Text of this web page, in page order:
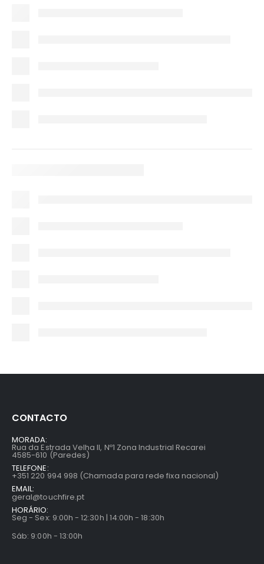
CONTACTO
MORADA:
Rua da Estrada Velha II, Nº1 Zona Industrial Recarei
4585-610 (Paredes)
TELEFONE:
+351 220 994 998 (Chamada para rede fixa nacional)
EMAIL:
geral@touchfire.pt
HORÁRIO:
Seg - Sex: 9:00h - 12:30h | 14:00h - 18:30h
Sáb: 9:00h - 13:00h